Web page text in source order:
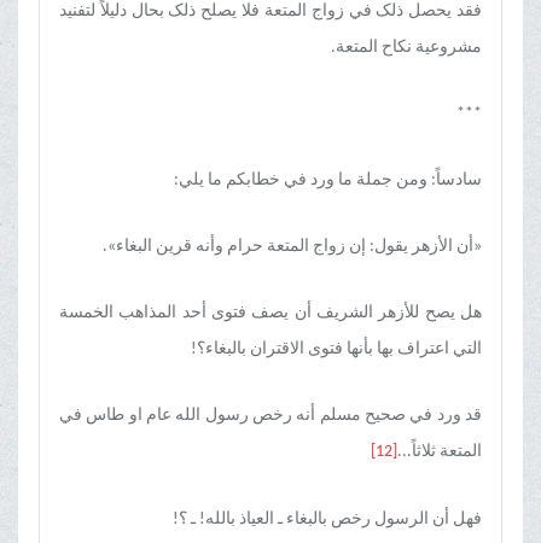
فقد یحصل ذلک في زواج المتعة فلا یصلح ذلک بحال دلیلاً لتفنید
مشروعیة نکاح المتعة.
***
سادساً: ومن جملة ما ورد في خطابکم ما یلي:
«أن الأزهر یقول: إن زواج المتعة حرام وأنه قرین البغاء».
هل یصح للأزهر الشریف أن یصف فتوی أحد المذاهب الخمسة
التي اعتراف بها بأنها فتوی الاقتران بالبغاء؟!
قد ورد في صحیح مسلم أنه رخص رسول الله عام او طاس في
المتعة ثلاثاً... [12]
فهل أن الرسول رخص بالبغاء ـ العیاذ بالله! ـ ؟!